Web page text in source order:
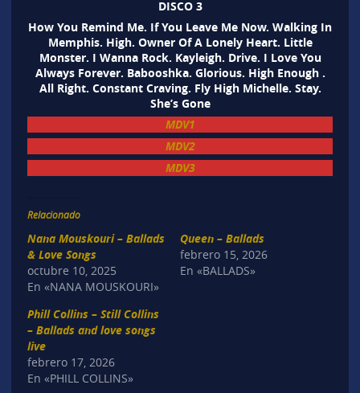
DISCO 3
How You Remind Me. If You Leave Me Now. Walking In
Memphis. High. Owner Of A Lonely Heart. Little
Monster. I Wanna Rock. Kayleigh. Drive. I Love You
Always Forever. Babooshka. Glorious. High Enough .
All Right. Constant Craving. Fly High Michelle. Stay.
She’s Gone
MDV1
MDV2
MDV3
Relacionado
Nana Mouskouri – Ballads
& Love Songs
octubre 10, 2025
En «NANA MOUSKOURI»
Queen – Ballads
febrero 15, 2026
En «BALLADS»
Phill Collins – Still Collins
– Ballads and love songs
live
febrero 17, 2026
En «PHILL COLLINS»